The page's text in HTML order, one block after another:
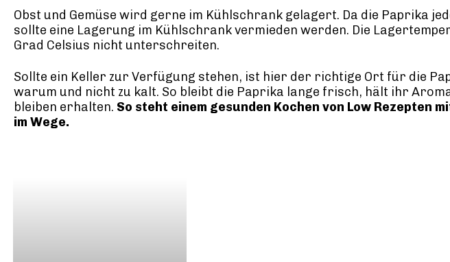
Obst und Gemüse wird gerne im Kühlschrank gelagert. Da die Paprika
sollte eine Lagerung im Kühlschrank vermieden werden. Die
Grad Celsius nicht unterschreiten.
Sollte ein Keller zur Verfügung stehen, ist hier der richtige Ort für die
warum und nicht zu kalt. So bleibt die Paprika lange frisch, hält ihr
bleiben erhalten. So steht einem gesunden Kochen von Low Rezepten
im Wege.